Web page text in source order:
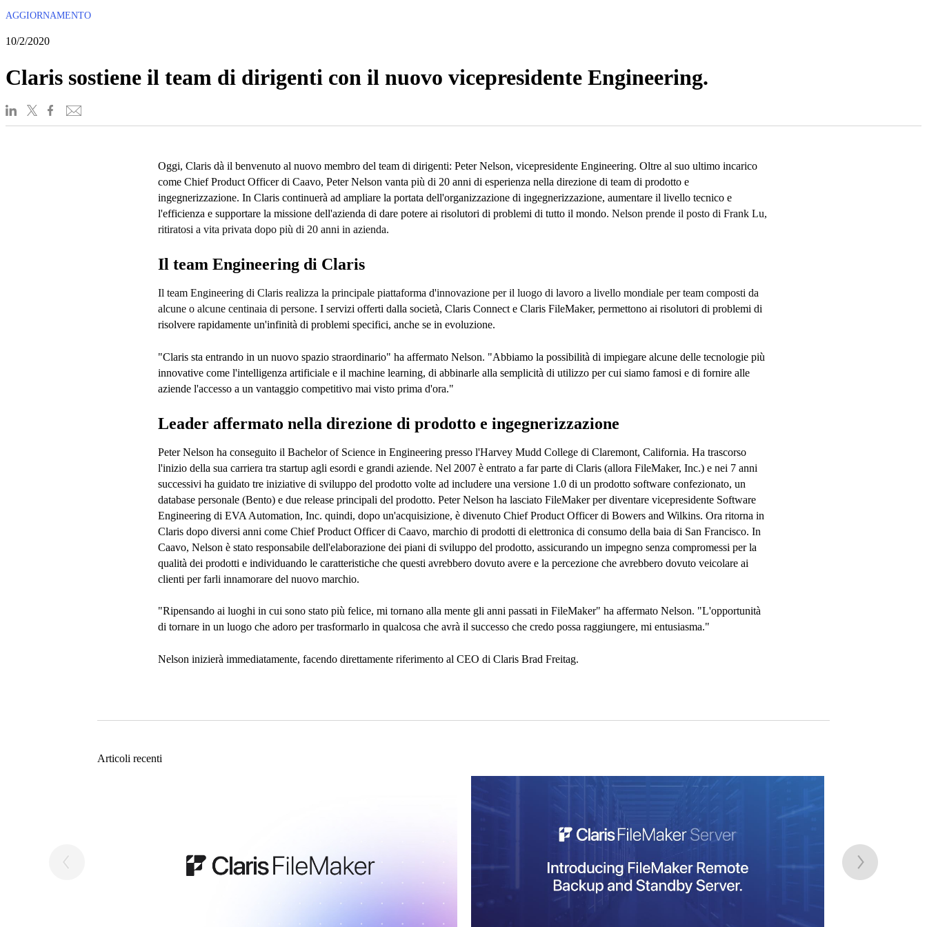
AGGIORNAMENTO
10/2/2020
Claris sostiene il team di dirigenti con il nuovo vicepresidente Engineering.
Oggi, Claris dà il benvenuto al nuovo membro del team di dirigenti: Peter Nelson, vicepresidente Engineering. Oltre al suo ultimo incarico
come Chief Product Officer di Caavo, Peter Nelson vanta più di 20 anni di esperienza nella direzione di team di prodotto e
ingegnerizzazione. In Claris continuerà ad ampliare la portata dell'organizzazione di ingegnerizzazione, aumentare il livello tecnico e
l'efficienza e supportare la missione dell'azienda di dare potere ai risolutori di problemi di tutto il mondo. Nelson prende il posto di Frank Lu,
ritiratosi a vita privata dopo più di 20 anni in azienda.
Il team Engineering di Claris
Il team Engineering di Claris realizza la principale piattaforma d'innovazione per il luogo di lavoro a livello mondiale per team composti da
alcune o alcune centinaia di persone.I servizi offerti dalla società, Claris Connect e Claris FileMaker, permettono ai risolutori di problemi di
risolvere rapidamente un'infinità di problemi specifici, anche se in evoluzione.
"Claris sta entrando in un nuovo spazio straordinario" ha affermato Nelson. "Abbiamo la possibilità di impiegare alcune delle tecnologie più
innovative come l'intelligenza artificiale e il machine learning, di abbinarle alla semplicità di utilizzo per cui siamo famosi e di fornire alle
aziende l'accesso a un vantaggio competitivo mai visto prima d'ora."
Leader affermato nella direzione di prodotto e ingegnerizzazione
Peter Nelson ha conseguito il Bachelor of Science in Engineering presso l'Harvey Mudd College di Claremont, California. Ha trascorso
l'inizio della sua carriera tra startup agli esordi e grandi aziende. Nel 2007 è entrato a far parte di Claris (allora FileMaker, Inc.) e nei 7 anni
successivi ha guidato tre iniziative di sviluppo del prodotto volte ad includere una versione 1.0 di un prodotto software confezionato, un
database personale (Bento) e due release principali del prodotto. Peter Nelson ha lasciato FileMaker per diventare vicepresidente Software
Engineering di EVA Automation, Inc. quindi, dopo un'acquisizione, è divenuto Chief Product Officer di Bowers and Wilkins. Ora ritorna in
Claris dopo diversi anni come Chief Product Officer di Caavo, marchio di prodotti di elettronica di consumo della baia di San Francisco. In
Caavo, Nelson è stato responsabile dell'elaborazione dei piani di sviluppo del prodotto, assicurando un impegno senza compromessi per la
qualità dei prodotti e individuando le caratteristiche che questi avrebbero dovuto avere e la percezione che avrebbero dovuto veicolare ai
clienti per farli innamorare del nuovo marchio.
"Ripensando ai luoghi in cui sono stato più felice, mi tornano alla mente gli anni passati in FileMaker" ha affermato Nelson. "L'opportunità
di tornare in un luogo che adoro per trasformarlo in qualcosa che avrà il successo che credo possa raggiungere, mi entusiasma."
Nelson inizierà immediatamente, facendo direttamente riferimento al CEO di Claris Brad Freitag.
Articoli recenti